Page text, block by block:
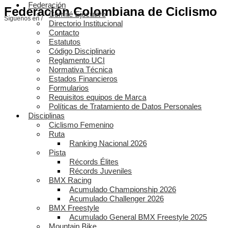
Federación Colombiana de Ciclismo
Síguenos en /
Federación
Comité Ejecutivo
Directorio Institucional
Contacto
Estatutos
Código Disciplinario
Reglamento UCI
Normativa Técnica
Estados Financieros
Formularios
Requisitos equipos de Marca
Políticas de Tratamiento de Datos Personales
Disciplinas
Ciclismo Femenino
Ruta
Ranking Nacional 2026
Pista
Récords Élites
Récords Juveniles
BMX Racing
Acumulado Championship 2026
Acumulado Challenger 2026
BMX Freestyle
Acumulado General BMX Freestyle 2025
Mountain Bike